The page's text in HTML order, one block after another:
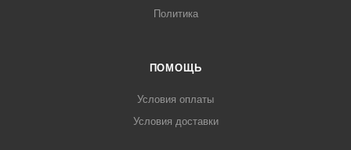
Политика
ПОМОЩЬ
Условия оплаты
Условия доставки